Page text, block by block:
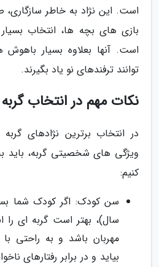
است. این نژاد به خاطر سازگاری،
بازی های بچه ها، انتخاب
است. آنها بعلاوه بسیار
توانند ترفندهای نو یاد بگیرند.
نکات مهم در انتخاب
در انتخاب برترین نژادهای
ویژگی های شخصیتی گربه، باید
کنیم:
سال)، بهتر است گربه ای را
مهربان باشد و به راحتی
بیاید و در برابر رفتارهای